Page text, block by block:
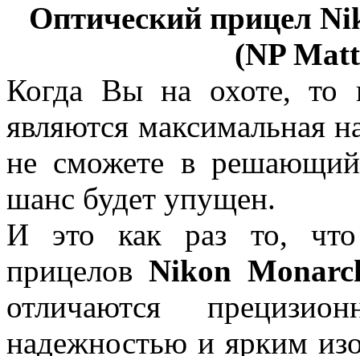
Оптический прицел
(NP
Когда Вы на охоте, то
являются максимальная
не сможете в
шанс будет упущен.
И это как раз то, что
прицелов Nikon
отличаются
надежностью и ярким